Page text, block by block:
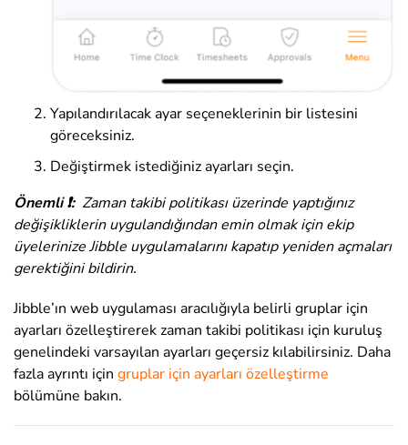
Yapılandırılacak ayar seçeneklerinin bir listesini
göreceksiniz.
Değiştirmek istediğiniz ayarları seçin.
Önemli ❗: Zaman takibi politikası üzerinde yaptığınız
değişikliklerin uygulandığından emin olmak için ekip
üyelerinize Jibble uygulamalarını kapatıp yeniden açmaları
gerektiğini bildirin.
Jibble’ın web uygulaması aracılığıyla belirli gruplar için
ayarları özelleştirerek zaman takibi politikası için kuruluş
genelindeki varsayılan ayarları geçersiz kılabilirsiniz. Daha
fazla ayrıntı için gruplar için ayarları özelleştirme
bölümüne bakın.